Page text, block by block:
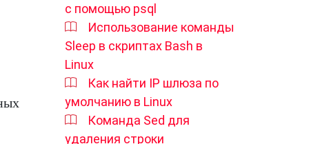
с помощью psql
Использование команды
Sleep в скриптах Bash в
Linux
Как найти IP шлюза по
умолчанию в Linux
Команда Sed для
удаления строки